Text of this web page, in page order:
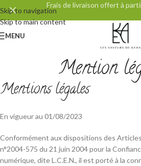
Skip to navigation
Skip to main content
Frais de livraison offert à
MENU
Mention
Mentions légales
En vigueur au 01/08/2023
Conformément aux dispositions des
n°2004-575 du 21 juin 2004 pour la
numérique, dite L.C.E.N., il est porté à la